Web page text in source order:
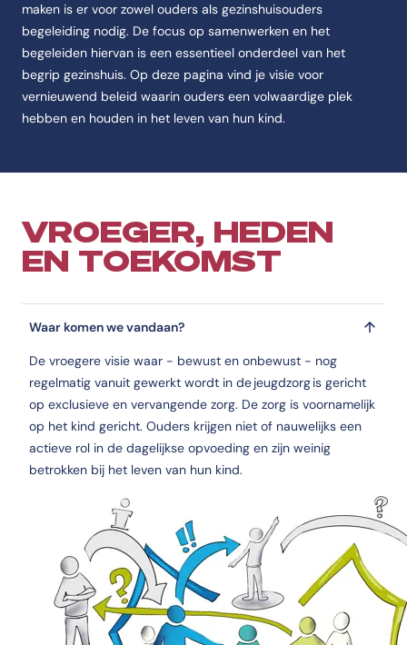
maken is er voor zowel ouders als gezinshuisouders
begeleiding nodig. De focus op samenwerken en het
begeleiden hiervan is een essentieel onderdeel van het
begrip gezinshuis. Op deze pagina vind je visie voor
vernieuwend beleid waarin ouders een volwaardige plek
hebben en houden in het leven van hun kind.
VROEGER, HEDEN
EN TOEKOMST
Waar komen we vandaan?
De vroegere visie waar - bewust en onbewust - nog
regelmatig vanuit gewerkt wordt in de jeugdzorg is gericht
op exclusieve en vervangende zorg. De zorg is voornamelijk
op het kind gericht. Ouders krijgen niet of nauwelijks een
actieve rol in de dagelijkse opvoeding en zijn weinig
betrokken bij het leven van hun kind.